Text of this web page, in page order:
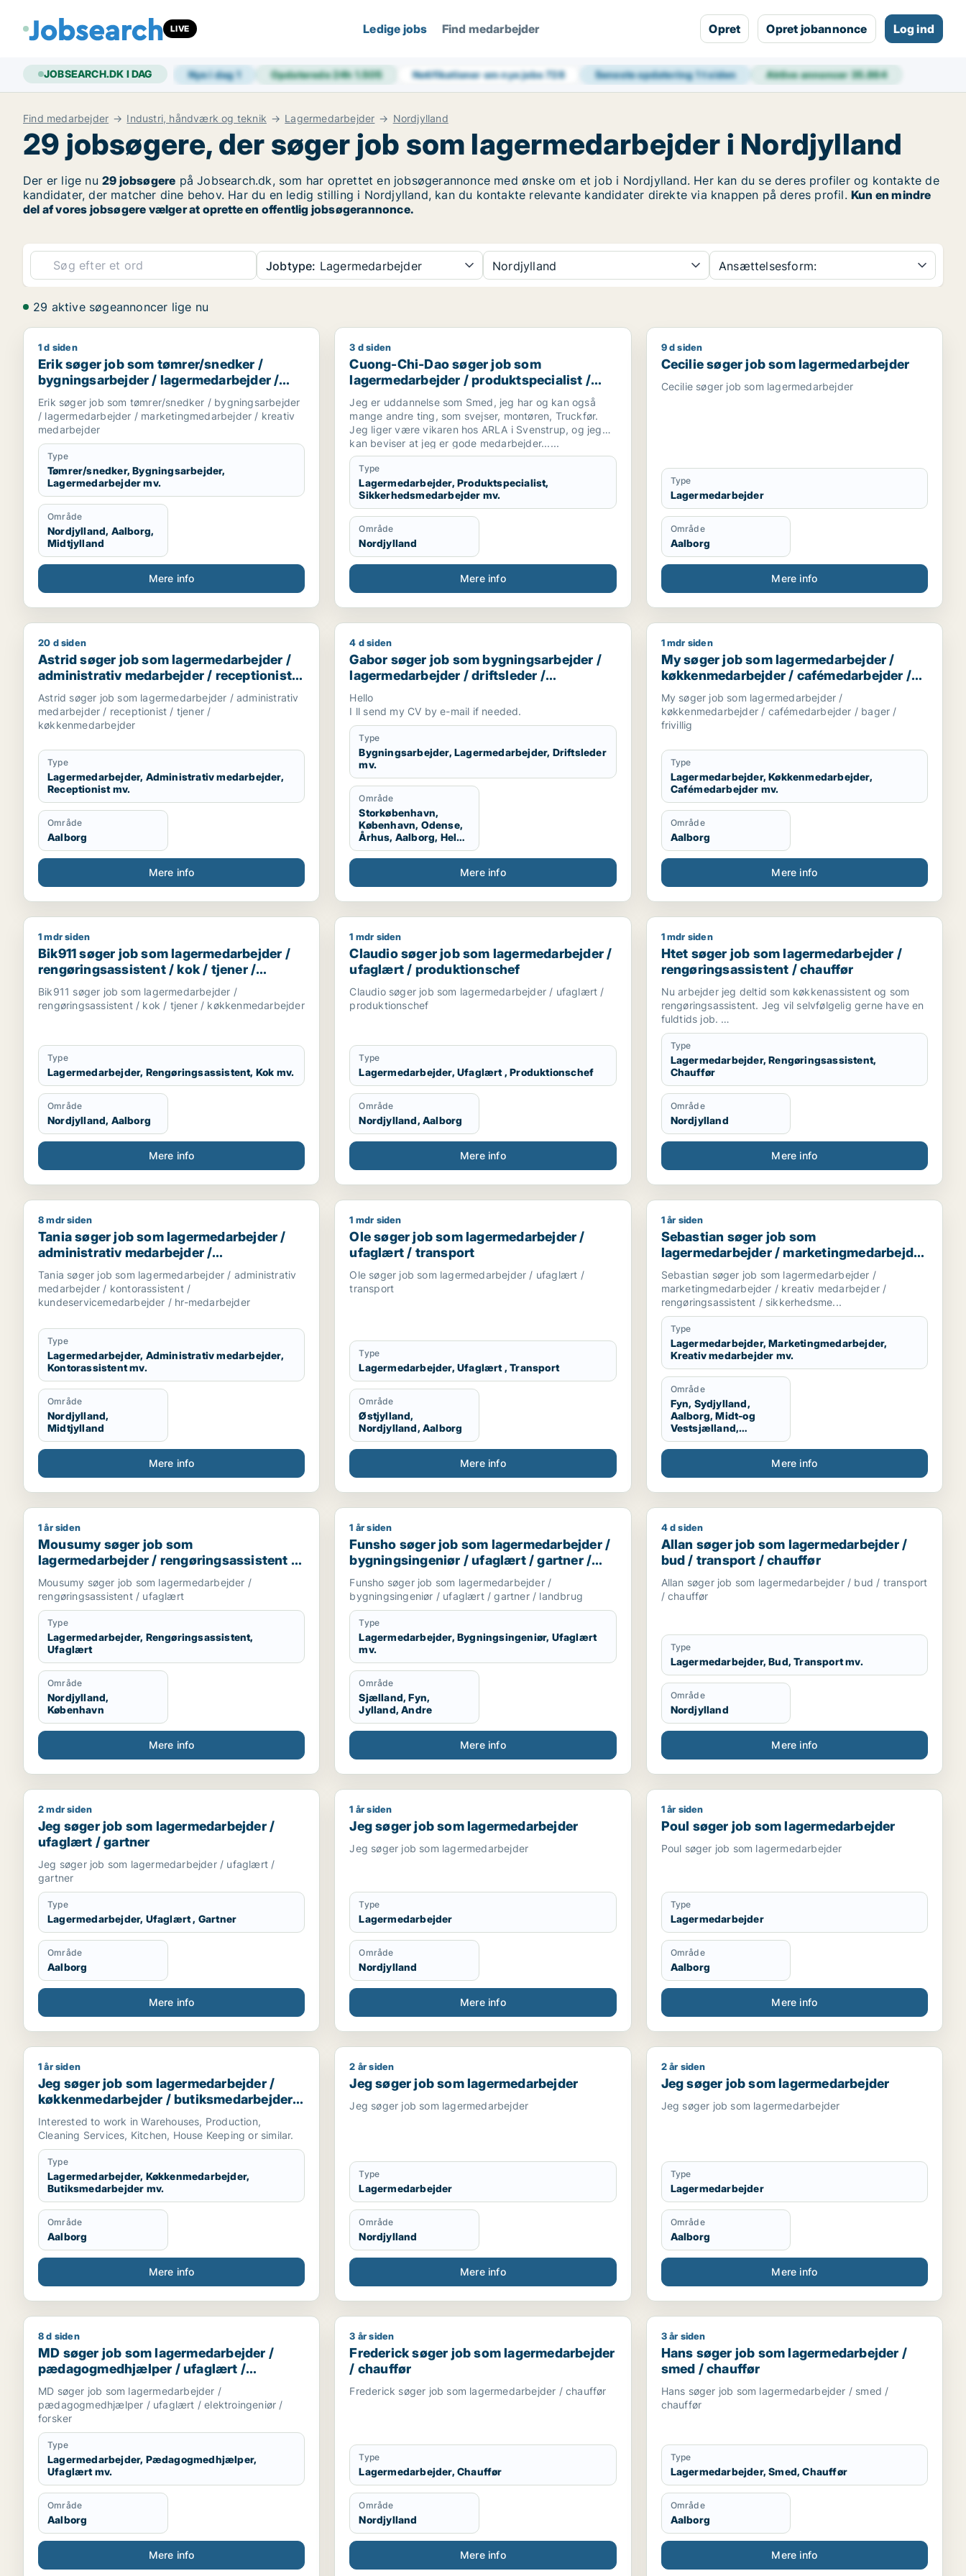
LIVE Ledige jobs Find medarbejder Opret Opret jobannonce Log ind
JOBSEARCH.DK I DAG Nye i dag1 Opdaterede 24h1.505 Notifikationer om nye jobs728 Seneste opdatering1 t siden Aktive annoncer35.864
Find medarbejder Industri, håndværk og teknik Lagermedarbejder Nordjylland
29 jobsøgere, der søger job som lagermedarbejder i Nordjylland
Der er lige nu 29 jobsøgere på Jobsearch.dk, som har oprettet en jobsøgerannonce med ønske om et job i Nordjylland. Her kan du se deres profiler og kontakte de
kandidater, der matcher dine behov. Har du en ledig stilling i Nordjylland, kan du kontakte relevante kandidater direkte via knappen på deres profil.Kun en mindre
del af vores jobsøgere vælger at oprette en offentlig jobsøgerannonce.
Jobtype: Lagermedarbejder Nordjylland Ansættelsesform:
29 aktive søgeannoncer lige nu
Erik søger job som tømrer/snedker / bygningsarbejder / lagermedarbejder / marketingmedarbejder / kreativ medarbejder
1 d siden
Erik søger job som tømrer/snedker /
bygningsarbejder / lagermedarbejder /
marketingmedarbejder / kreativ
medarbejder
Erik søger job som tømrer/snedker / bygningsarbejder
/ lagermedarbejder / marketingmedarbejder / kreativ
medarbejder
Type
Tømrer/snedker, Bygningsarbejder,
Lagermedarbejder mv.
Område
Nordjylland, Aalborg,
Midtjylland
Mere info
Cuong-Chi-Dao søger job som lagermedarbejder / produktspecialist / sikkerhedsmedarbejder / smed /
3 d siden
Cuong-Chi-Dao søger job som
lagermedarbejder / produktspecialist /
sikkerhedsmedarbejder / smed /
logistikmedarbejder
Jeg er uddannelse som Smed, jeg har og kan også
mange andre ting, som svejser, montøren, Truckfør.
Jeg liger være vikaren hos ARLA i Svenstrup, og jeg
kan beviser at jeg er gode medarbejder......
Type
Lagermedarbejder, Produktspecialist,
Sikkerhedsmedarbejder mv.
Område
Nordjylland
Mere info
Cecilie søger job som lagermedarbejder
9 d siden
Cecilie søger job som lagermedarbejder
Cecilie søger job som lagermedarbejder
Type
Lagermedarbejder
Område
Aalborg
Mere info
Astrid søger job som lagermedarbejder / administrativ medarbejder / receptionist / tjener / køkkenmedarbejder
20 d siden
Astrid søger job som lagermedarbejder /
administrativ medarbejder / receptionist /
tjener / køkkenmedarbejder
Astrid søger job som lagermedarbejder / administrativ
medarbejder / receptionist / tjener /
køkkenmedarbejder
Type
Lagermedarbejder, Administrativ medarbejder,
Receptionist mv.
Område
Aalborg
Mere info
Gabor søger job som bygningsarbejder / lagermedarbejder / driftsleder / ungarbejder / ufaglært
4 d siden
Gabor søger job som bygningsarbejder /
lagermedarbejder / driftsleder /
ungarbejder / ufaglært
Hello
I ll send my CV by e-mail if needed.
Type
Bygningsarbejder, Lagermedarbejder, Driftsleder
mv.
Område
Storkøbenhavn,
København, Odense,
Århus, Aalborg, Hele
Danmark
Mere info
My søger job som lagermedarbejder /
1 mdr siden
My søger job som lagermedarbejder /
køkkenmedarbejder / cafémedarbejder /
bager / frivillig
My søger job som lagermedarbejder /
køkkenmedarbejder / cafémedarbejder / bager /
frivillig
Type
Lagermedarbejder, Køkkenmedarbejder,
Cafémedarbejder mv.
Område
Aalborg
Mere info
Bik911 søger job som lagermedarbejder / rengøringsassistent / kok / tjener / køkkenmedarbejder
1 mdr siden
Bik911 søger job som lagermedarbejder /
rengøringsassistent / kok / tjener /
køkkenmedarbejder
Bik911 søger job som lagermedarbejder /
rengøringsassistent / kok / tjener / køkkenmedarbejder
Type
Lagermedarbejder, Rengøringsassistent, Kok mv.
Område
Nordjylland, Aalborg
Mere info
Claudio søger job som lagermedarbejder / ufaglært / produktionschef
1 mdr siden
Claudio søger job som lagermedarbejder /
ufaglært / produktionschef
Claudio søger job som lagermedarbejder / ufaglært /
produktionschef
Type
Lagermedarbejder, Ufaglært , Produktionschef
Område
Nordjylland, Aalborg
Mere info
Htet søger job som lagermedarbejder /
1 mdr siden
Htet søger job som lagermedarbejder /
rengøringsassistent / chauffør
Nu arbejder jeg deltid som køkkenassistent og som
rengøringsassistent. Jeg vil selvfølgelig gerne have en
fuldtids job.
Jeg taler engelsk og lidt dansk.
Type
Lagermedarbejder, Rengøringsassistent,
Chauffør
Område
Nordjylland
Mere info
Tania søger job som lagermedarbejder / administrativ medarbejder / kontorassistent / kundeservicemedarbejder / hr-medarbejder
8 mdr siden
Tania søger job som lagermedarbejder /
administrativ medarbejder /
kontorassistent /
kundeservicemedarbejder / hr-
medarbejder
Tania søger job som lagermedarbejder / administrativ
medarbejder / kontorassistent /
kundeservicemedarbejder / hr-medarbejder
Type
Lagermedarbejder, Administrativ medarbejder,
Kontorassistent mv.
Område
Nordjylland,
Midtjylland
Mere info
Ole søger job som lagermedarbejder / ufaglært / transport
1 mdr siden
Ole søger job som lagermedarbejder /
ufaglært / transport
Ole søger job som lagermedarbejder / ufaglært /
transport
Type
Lagermedarbejder, Ufaglært , Transport
Område
Østjylland,
Nordjylland, Aalborg
Mere info
Sebastian søger job som lagermedarbejder /
1 år siden
Sebastian søger job som
lagermedarbejder / marketingmedarbejder
/ kreativ medarbejder /
rengøringsassistent /
sikkerhedsmedarbejder
Sebastian søger job som lagermedarbejder /
marketingmedarbejder / kreativ medarbejder /
rengøringsassistent / sikkerhedsme...
Type
Lagermedarbejder, Marketingmedarbejder,
Kreativ medarbejder mv.
Område
Fyn, Sydjylland,
Aalborg, Midt-og
Vestsjælland,
Sydsjælland, Hele
Danmark, Vestjylland,
Mere info
Mousumy søger job som lagermedarbejder / rengøringsassistent / ufaglært
1 år siden
Mousumy søger job som
lagermedarbejder / rengøringsassistent /
ufaglært
Mousumy søger job som lagermedarbejder /
rengøringsassistent / ufaglært
Type
Lagermedarbejder, Rengøringsassistent,
Ufaglært
Område
Nordjylland,
København
Mere info
Funsho søger job som lagermedarbejder / bygningsingeniør / ufaglært / gartner / landbrug
1 år siden
Funsho søger job som lagermedarbejder /
bygningsingeniør / ufaglært / gartner /
landbrug
Funsho søger job som lagermedarbejder /
bygningsingeniør / ufaglært / gartner / landbrug
Type
Lagermedarbejder, Bygningsingeniør, Ufaglært
mv.
Område
Sjælland, Fyn,
Jylland, Andre
Mere info
Allan søger job som lagermedarbejder / bud /
4 d siden
Allan søger job som lagermedarbejder /
bud / transport / chauffør
Allan søger job som lagermedarbejder / bud / transport
/ chauffør
Type
Lagermedarbejder, Bud, Transport mv.
Område
Nordjylland
Mere info
Jeg søger job som lagermedarbejder / ufaglært / gartner
2 mdr siden
Jeg søger job som lagermedarbejder /
ufaglært / gartner
Jeg søger job som lagermedarbejder / ufaglært /
gartner
Type
Lagermedarbejder, Ufaglært , Gartner
Område
Aalborg
Mere info
Jeg søger job som lagermedarbejder
1 år siden
Jeg søger job som lagermedarbejder
Jeg søger job som lagermedarbejder
Type
Lagermedarbejder
Område
Nordjylland
Mere info
Poul søger job som lagermedarbejder
1 år siden
Poul søger job som lagermedarbejder
Poul søger job som lagermedarbejder
Type
Lagermedarbejder
Område
Aalborg
Mere info
Jeg søger job som lagermedarbejder / køkkenmedarbejder / butiksmedarbejder / ufaglært / hotelmedarbejder
1 år siden
Jeg søger job som lagermedarbejder /
køkkenmedarbejder / butiksmedarbejder /
ufaglært / hotelmedarbejder
Interested to work in Warehouses, Production,
Cleaning Services, Kitchen, House Keeping or similar.
Type
Lagermedarbejder, Køkkenmedarbejder,
Butiksmedarbejder mv.
Område
Aalborg
Mere info
Jeg søger job som lagermedarbejder
2 år siden
Jeg søger job som lagermedarbejder
Jeg søger job som lagermedarbejder
Type
Lagermedarbejder
Område
Nordjylland
Mere info
Jeg søger job som lagermedarbejder
2 år siden
Jeg søger job som lagermedarbejder
Jeg søger job som lagermedarbejder
Type
Lagermedarbejder
Område
Aalborg
Mere info
MD søger job som lagermedarbejder / pædagogmedhjælper / ufaglært / elektroingeniør / forsker
8 d siden
MD søger job som lagermedarbejder /
pædagogmedhjælper / ufaglært /
elektroingeniør / forsker
MD søger job som lagermedarbejder /
pædagogmedhjælper / ufaglært / elektroingeniør /
forsker
Type
Lagermedarbejder, Pædagogmedhjælper,
Ufaglært mv.
Område
Aalborg
Mere info
Frederick søger job som lagermedarbejder / chauffør
3 år siden
Frederick søger job som lagermedarbejder
/ chauffør
Frederick søger job som lagermedarbejder / chauffør
Type
Lagermedarbejder, Chauffør
Område
Nordjylland
Mere info
Hans søger job som lagermedarbejder / smed /
3 år siden
Hans søger job som lagermedarbejder /
smed / chauffør
Hans søger job som lagermedarbejder / smed /
chauffør
Type
Lagermedarbejder, Smed, Chauffør
Område
Aalborg
Mere info